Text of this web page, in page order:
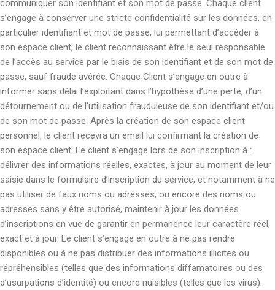
communiquer son identifiant et son mot de passe. Chaque client
s’engage à conserver une stricte confidentialité sur les données, en
particulier identifiant et mot de passe, lui permettant d’accéder à
son espace client, le client reconnaissant être le seul responsable
de l’accès au service par le biais de son identifiant et de son mot de
passe, sauf fraude avérée. Chaque Client s’engage en outre à
informer sans délai l’exploitant dans l’hypothèse d’une perte, d’un
détournement ou de l’utilisation frauduleuse de son identifiant et/ou
de son mot de passe. Après la création de son espace client
personnel, le client recevra un email lui confirmant la création de
son espace client. Le client s’engage lors de son inscription à :
délivrer des informations réelles, exactes, à jour au moment de leur
saisie dans le formulaire d’inscription du service, et notamment à ne
pas utiliser de faux noms ou adresses, ou encore des noms ou
adresses sans y être autorisé, maintenir à jour les données
d’inscriptions en vue de garantir en permanence leur caractère réel,
exact et à jour. Le client s’engage en outre à ne pas rendre
disponibles ou à ne pas distribuer des informations illicites ou
répréhensibles (telles que des informations diffamatoires ou des
d’usurpations d’identité) ou encore nuisibles (telles que les virus).